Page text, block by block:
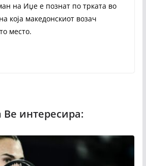
на Иџе е познат по трката во
која македонскиот возач
место.